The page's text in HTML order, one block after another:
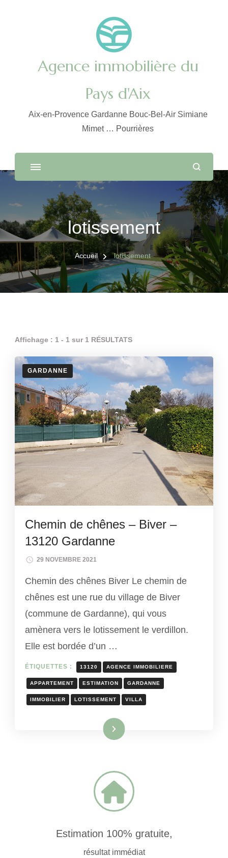
Agence immobilière du
Pays d'Aix
Aix-en-Provence Gardanne Bouc-Bel-Air Simiane
Mimet … Pourrières
lotissement
Accueil lotissement
Affichage : 1 - 1 sur 1 RÉSULTATS
GARDANNE
Chemin de chênes – Biver –
13120 Gardanne
29 NOVEMBRE 2021
Chemin des chênes Biver Le chemin de
chênes est une rue du village de Biver
(commune de Gardanne), qui vous
amènera vers le lotissement le verdillon.
Elle est bordée d’un …
ÉTIQUETTES : 13120 AGENCE IMMOBILIERE
APPARTEMENT ESTIMATION GARDANNE
IMMOBILIER LOTISSEMENT VILLA
Lire la suite
Estimation 100% gratuite,
résultat immédiat